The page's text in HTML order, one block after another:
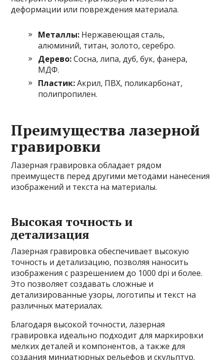
деформации или повреждения материала.
Металлы: Нержавеющая сталь,
алюминий, титан, золото, серебро.
Дерево:Сосна, липа, дуб, бук, фанера,
МДФ.
Пластик:Акрил, ПВХ, поликарбонат,
полипропилен.
Преимущества лазерной
гравировки
Лазерная гравировка обладает рядом
преимуществ перед другими методами нанесения
изображений и текста на материалы.
Высокая точность и
детализация
Лазерная гравировка обеспечивает высокую
точность и детализацию, позволяя наносить
изображения с разрешением до 1000 dpi и более.
Это позволяет создавать сложные и
детализированные узоры, логотипы и текст на
различных материалах.
Благодаря высокой точности, лазерная
гравировка идеально подходит для маркировки
мелких деталей и компонентов, а также для
создания миниатюрных рельефов и скульптур.